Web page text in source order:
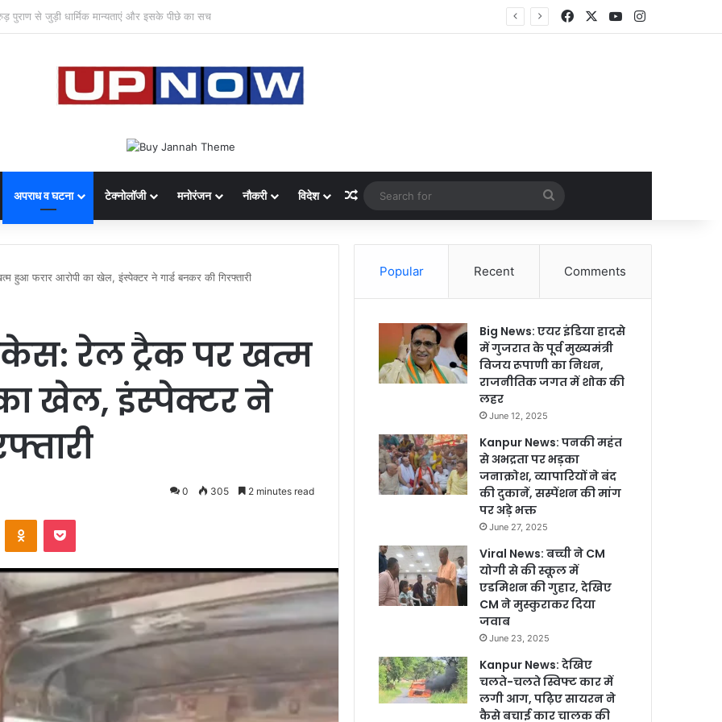
साइबर घोटाला: 40 युवतियों समेत 119 गिरफ्तार FacebookYouTubeInstagram
अपराध व घटना टेक्नोलॉजी मनोरंजन नौकरी विदेश Random Article
for
हुआ फरार आरोपी का खेल, इंस्पेक्टर ने गार्ड बनकर की गिरफ्तारी
रेल ट्रैक पर खत्म
खेल, इंस्पेक्टर ने
0 305 2 minutes read
Odnoklassniki
Pocket
Popular Recent Comments
Big News: एयर इंडिया हादसे
में गुजरात के पूर्व मुख्यमंत्री
विजय रूपाणी का निधन,
राजनीतिक जगत में शोक की
लहर
June 12, 2025
Kanpur News: पनकी महंत
से अभद्रता पर भड़का
जनाक्रोश, व्यापारियों ने बंद
की दुकानें, सस्पेंशन की मांग
पर अड़े भक्त
June 27, 2025
Viral News: बच्ची ने CM
योगी से की स्कूल में
एडमिशन की गुहार, देखिए
CM ने मुस्कुराकर दिया
जवाब
June 23, 2025
Kanpur News: देखिए
चलते-चलते स्विफ्ट कार में
लगी आग, पढ़िए सायरन ने
कैसे बचाई कार चालक की